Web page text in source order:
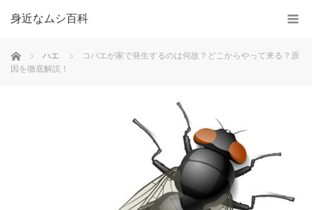
身近なムシ百科
ホーム ハエ
コバエが家で発生するのは何故？どこからやって来る？原
因を徹底解説！